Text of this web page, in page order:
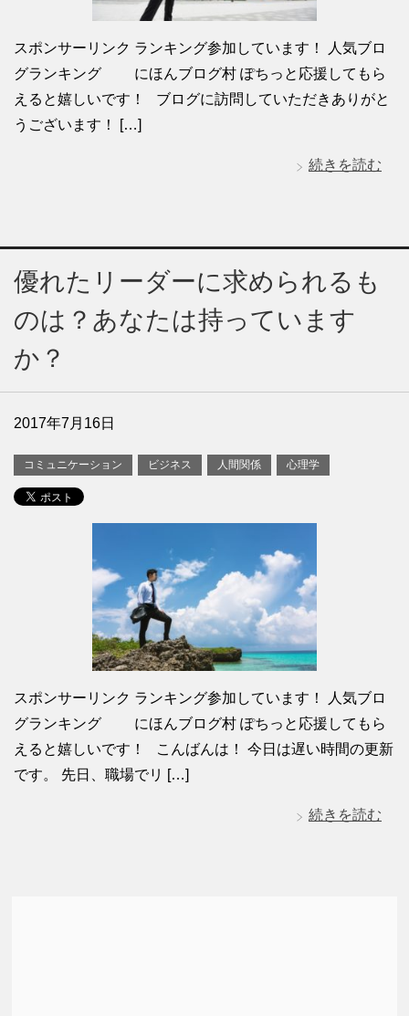
スポンサーリンク ランキング参加しています！ 人気ブロ
グランキング にほんブログ村 ぽちっと応援してもら
えると嬉しいです！ ブログに訪問していただきありがと
うございます！ […]
続きを読む
優れたリーダーに求められるも
のは？あなたは持っています
か？
2017年7月16日
コミュニケーション ビジネス 人間関係 心理学
スポンサーリンク ランキング参加しています！ 人気ブロ
グランキング にほんブログ村 ぽちっと応援してもら
えると嬉しいです！ こんばんは！ 今日は遅い時間の更新
です。 先日、職場でリ […]
続きを読む